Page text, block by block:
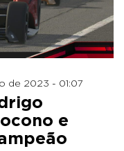
de 2023 - 01:07
e